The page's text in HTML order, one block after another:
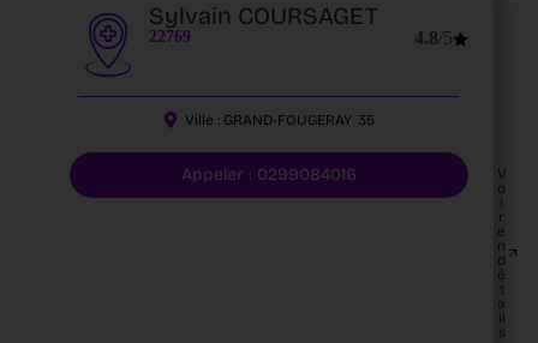
Sylvain COURSAGET
22769 4.8/5
Ville : GRAND-FOUGERAY 35
Appeler : 0299084016
V
o
i
r
e
n
d
é
t
a
il
s